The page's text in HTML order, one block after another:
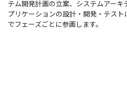
■ 教育体制
・24,000コース以上の豊富なオン
テム開発計画の立案、システムアー
プリケーションの設計・開発・テス
でフェーズごとに参画します。